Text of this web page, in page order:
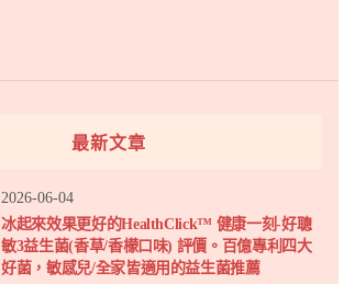
最新文章
2026-06-04
冰起來效果更好的HealthClick™ 健康一刻-好聰
敏3益生菌(香草/香檬口味) 評價。百億專利四大
好菌，敏感兒/全家皆適用的益生菌推薦